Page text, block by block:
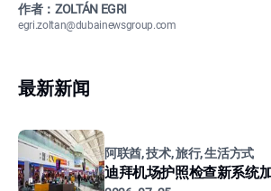
作者：ZOLTÁN EGRI
egri.zoltan@dubainewsgroup.com
最新新闻
阿联酋, 技术, 旅行, 生活方式
迪拜机场护照检查新系统